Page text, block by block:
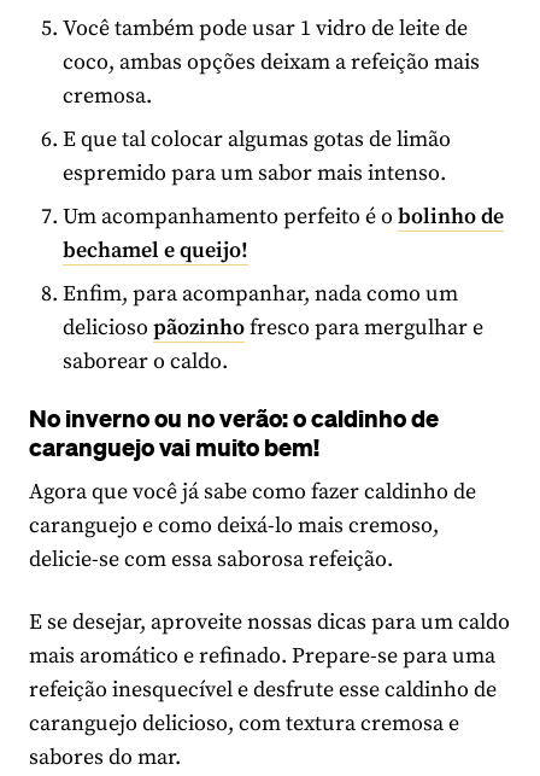
Você também pode usar 1 vidro de leite de
coco, ambas opções deixam a refeição mais
cremosa.
E que tal colocar algumas gotas de limão
espremido para um sabor mais intenso.
Um acompanhamento perfeito é o bolinho de
bechamel e queijo!
Enfim, para acompanhar, nada como um
delicioso pãozinhofresco para mergulhar e
saborear o caldo.
No inverno ou no verão: o caldinho de
caranguejo vai muito bem!
Agora que você já sabe como fazer caldinho de
caranguejo e como deixá-lo mais cremoso,
delicie-se com essa saborosa refeição.
E se desejar, aproveite nossas dicas para um caldo
mais aromático e refinado. Prepare-se para uma
refeição inesquecível e desfrute esse caldinho de
caranguejo delicioso, com textura cremosa e
sabores do mar.